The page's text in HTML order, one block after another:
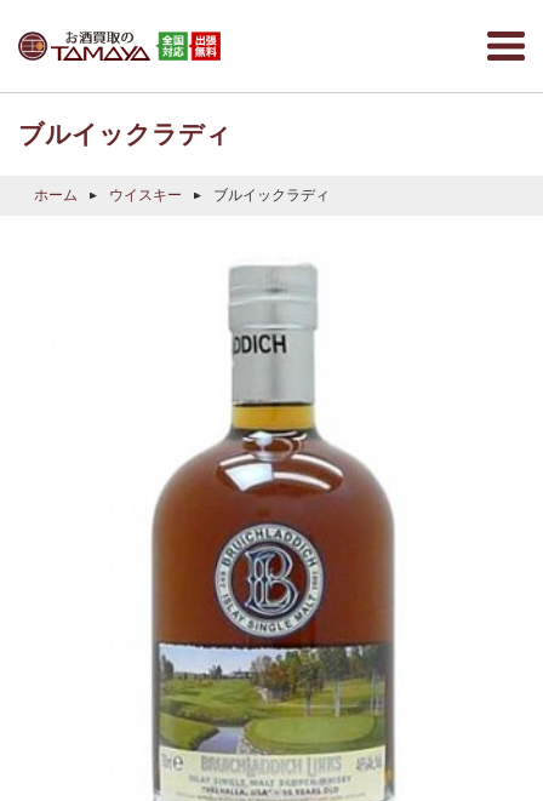
ブルイックラディ
ホーム ウイスキー ブルイックラディ